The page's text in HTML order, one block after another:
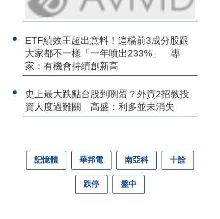
ETF績效王超出意料！這檔前3成分股跟
大家都不一樣「一年噴出233%」 專
家：有機會持續創新高
史上最大跌點台股剉咧蛋？外資2招教投
資人度過難關 高盛：利多並未消失
記憶體 華邦電 南亞科 十詮
跌停 盤中